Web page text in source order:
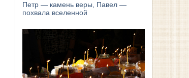
Петр — камень веры, Павел —
похвала вселенной